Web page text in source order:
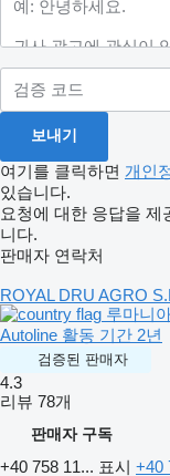
여기를 클릭하면 개인
있습니다.
요청에 대한 응답을 제
니다.
판매자 연락처
ROYAL DRU AGRO
루마니
Autoline 활동 기간 2년
검증된 판매자
4.3
리뷰 78개
판매자 구독
+40 758 11... 표시 +40